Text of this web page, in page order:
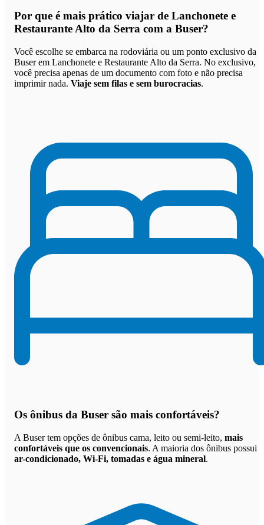
Por que é mais prático viajar de Lanchonete e
Restaurante Alto da Serra com a Buser?
Você escolhe se embarca na rodoviária ou um ponto exclusivo da
Buser em Lanchonete e Restaurante Alto da Serra. No exclusivo,
você precisa apenas de um documento com foto e não precisa
imprimir nada. Viaje sem filas e sem burocracias.
Os ônibus da Buser são mais confortáveis?
A Buser tem opções de ônibus cama, leito ou semi-leito, mais
confortáveis que os convencionais. A maioria dos ônibus possui
ar-condicionado, Wi-Fi, tomadas e água mineral.